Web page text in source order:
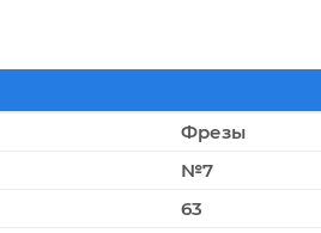
Фрезы
№7
63